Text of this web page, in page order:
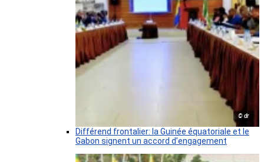
© dr
Différend frontalier: la Guinée équatoriale et le
Gabon signent un accord d’engagement